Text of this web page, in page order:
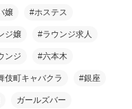
嬢 #ホステス
ジ嬢 #ラウンジ求人
ンジ #六本木
伎町キャバクラ #銀座
ガールズバー